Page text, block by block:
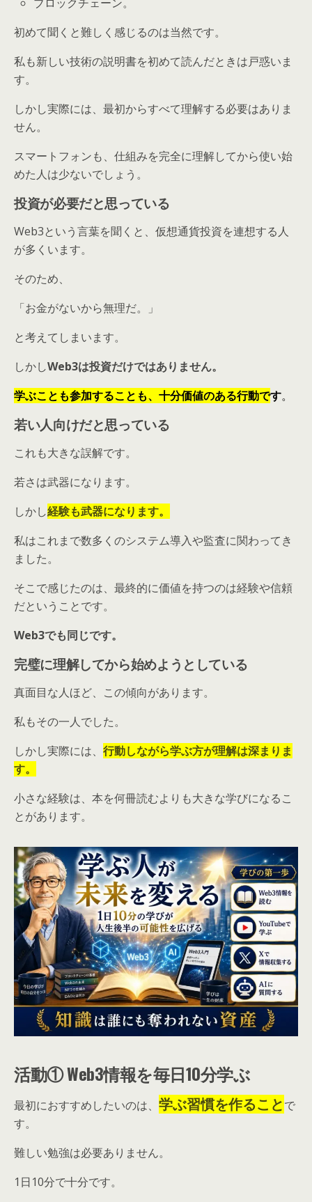
初めて聞くと難しく感じるのは当然です。
私も新しい技術の説明書を初めて読んだときは戸惑いま
す。
しかし実際には、最初からすべて理解する必要はありま
せん。
スマートフォンも、仕組みを完全に理解してから使い始
めた人は少ないでしょう。
投資が必要だと思っている
Web3という言葉を聞くと、仮想通貨投資を連想する人
が多くいます。
そのため、
「お金がないから無理だ。」
と考えてしまいます。
しかしWeb3は投資だけではありません。
学ぶことも参加することも、十分価値のある行動です。
若い人向けだと思っている
これも大きな誤解です。
若さは武器になります。
しかし経験も武器になります。
私はこれまで数多くのシステム導入や監査に関わってき
ました。
そこで感じたのは、最終的に価値を持つのは経験や信頼
だということです。
Web3でも同じです。
完璧に理解してから始めようとしている
真面目な人ほど、この傾向があります。
私もその一人でした。
しかし実際には、 行動しながら学ぶ方が理解は深まりま
す。
小さな経験は、本を何冊読むよりも大きな学びになるこ
とがあります。
活動① Web3情報を毎日10分学ぶ
最初におすすめしたいのは、 学ぶ習慣を作ることで
す。
難しい勉強は必要ありません。
1日10分で十分です。